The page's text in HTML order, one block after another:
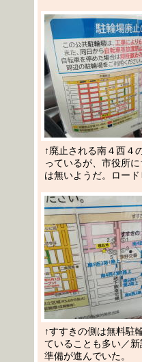
↑廃止される南４西４
っているが、市役所
は無いようだ。ロー
↑すすきの側は無料駐
ていることも多い／
準備が進んでいた。